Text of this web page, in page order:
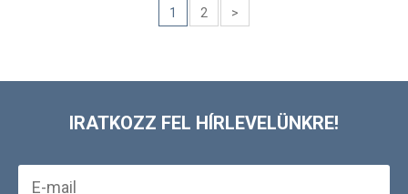
1 2 >
IRATKOZZ FEL HÍRLEVELÜNKRE!